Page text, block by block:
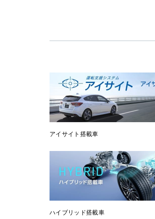
アイサイト搭載車
ハイブリッド搭載車